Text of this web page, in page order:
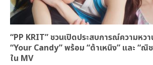
“PP KRIT” ชวนเปิดประสบการณ์ความหว
“Your Candy” พร้อม “ต้าเหนิง” และ “ณิ
ใน MV